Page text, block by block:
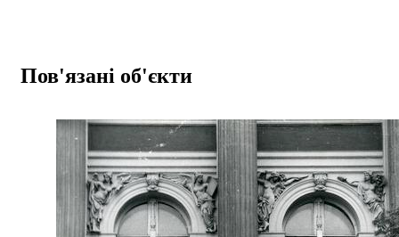
Пов'язані об'єкти